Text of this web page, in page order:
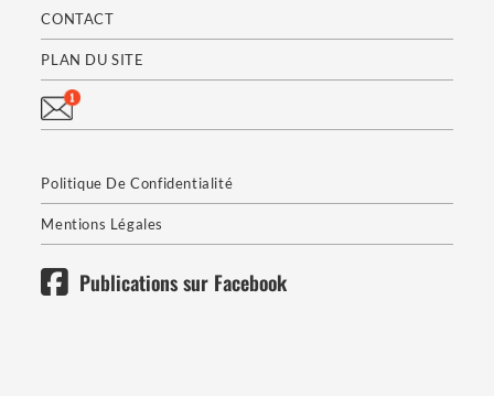
CONTACT
PLAN DU SITE
Politique De Confidentialité
Mentions Légales
Publications sur Facebook